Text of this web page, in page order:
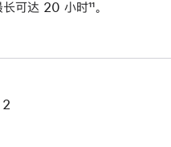
长可达 20 小时脚
¹¹。